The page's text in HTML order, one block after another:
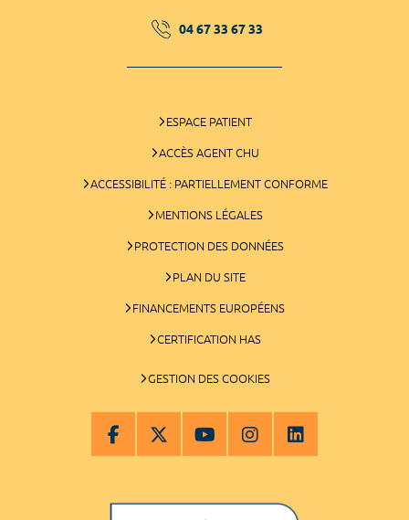
04 67 33 67 33
ESPACE PATIENT
ACCÈS AGENT CHU
ACCESSIBILITÉ : PARTIELLEMENT CONFORME
MENTIONS LÉGALES
PROTECTION DES DONNÉES
PLAN DU SITE
FINANCEMENTS EUROPÉENS
CERTIFICATION HAS
GESTION DES COOKIES